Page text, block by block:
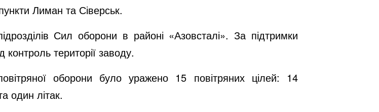
Лиман та Сіверськ.
Сил оборони в районі «Азовсталі». За підтримки
контроль території заводу.
оборони було уражено 15 повітряних цілей: 14
один літак.